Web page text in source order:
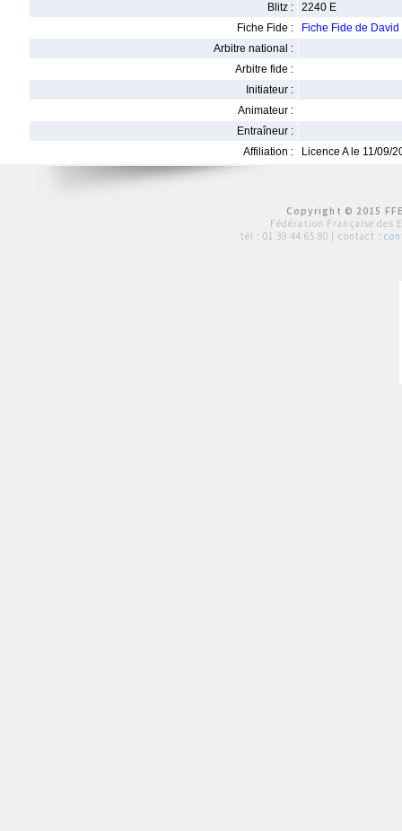
Blitz :
2240 E
Fiche Fide :
Fiche Fide de
Arbitre national :
Arbitre fide :
Initiateur :
Animateur :
Entraîneur :
Affiliation :
Licence A le 11/09/
Copyright © 2015
Fédération Française des
tél : 01 39 44 65 80 | contact :